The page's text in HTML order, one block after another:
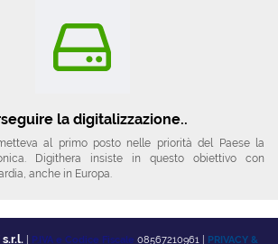
la digitalizzazione..
al primo posto nelle priorità del Paese la
Digithera insiste in questo obiettivo con
anche in Europa.
P.IVA e Codice Fiscale 08567210961 | PRIVACY &